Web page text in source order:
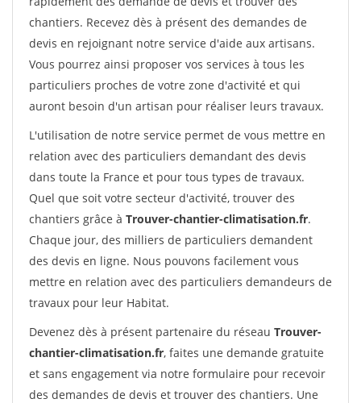
chantiers. Recevez dès à présent des demandes de
devis en rejoignant notre service d'aide aux artisans.
Vous pourrez ainsi proposer vos services à tous les
particuliers proches de votre zone d'activité et qui
auront besoin d'un artisan pour réaliser leurs travaux.
L'utilisation de notre service permet de vous mettre en
relation avec des particuliers demandant des devis
dans toute la France et pour tous types de travaux.
Quel que soit votre secteur d'activité, trouver des
chantiers grâce à Trouver-chantier-climatisation.fr.
Chaque jour, des milliers de particuliers demandent
des devis en ligne. Nous pouvons facilement vous
mettre en relation avec des particuliers demandeurs de
travaux pour leur Habitat.
Devenez dès à présent partenaire du réseau Trouver-
chantier-climatisation.fr, faites une demande gratuite
et sans engagement via notre formulaire pour recevoir
des demandes de devis et trouver des chantiers. Une